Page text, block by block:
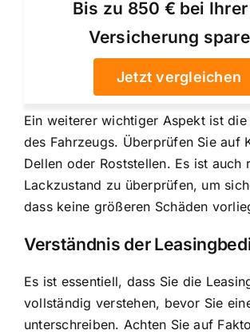
Bis zu 850 € bei Ihrer
Versicherung
Jetzt vergleichen
Ein weiterer wichtiger Aspekt ist die
des Fahrzeugs. Überprüfen Sie auf
Dellen oder Roststellen. Es ist auch
Lackzustand zu überprüfen, um
dass keine größeren Schäden
Verständnis der
Es ist essentiell, dass Sie die
vollständig verstehen, bevor Sie
unterschreiben. Achten Sie auf